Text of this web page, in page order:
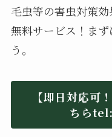
毛虫等の害虫対策
無料サービス！ま
う。
【即日対応可
ちら